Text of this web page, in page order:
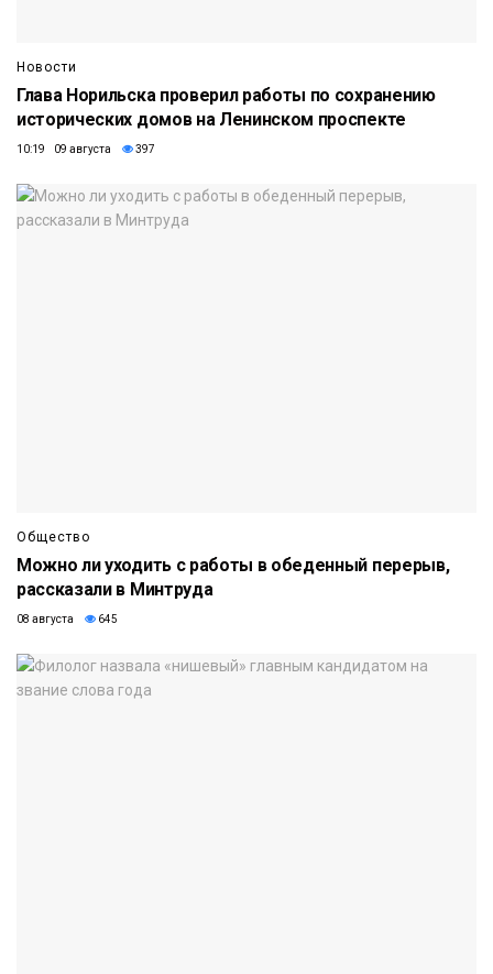
Новости
Глава Норильска проверил работы по сохранению
исторических домов на Ленинском проспекте
10:19 09 августа 397
Общество
Можно ли уходить с работы в обеденный перерыв,
рассказали в Минтруда
08 августа 645